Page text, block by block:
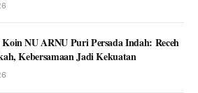
NU ARNU Puri Persada Indah: Receh
Kebersamaan Jadi Kekuatan